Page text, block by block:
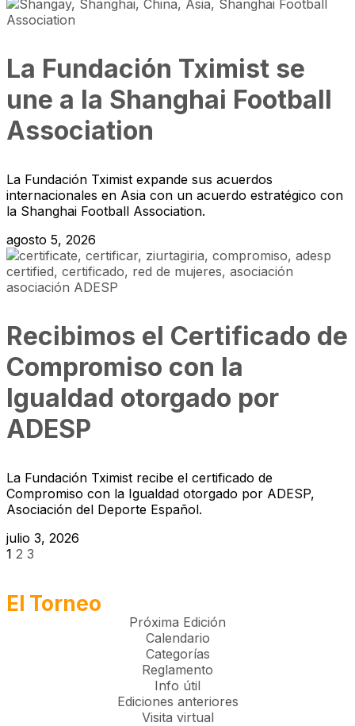
La Fundación Tximist se
une a la Shanghai Football
Association
La Fundación Tximist expande sus acuerdos
internacionales en Asia con un acuerdo estratégico con
la Shanghai Football Association.
agosto 5, 2026
Recibimos el Certificado de
Compromiso con la
Igualdad otorgado por
ADESP
La Fundación Tximist recibe el certificado de
Compromiso con la Igualdad otorgado por ADESP,
Asociación del Deporte Español.
julio 3, 2026
1 2 3
El Torneo
Próxima Edición
Calendario
Categorías
Reglamento
Info útil
Ediciones anteriores
Visita virtual